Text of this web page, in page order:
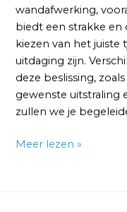
wandafwerking,
biedt een strakke en
kiezen van het juiste
uitdaging zijn.
deze beslissing,
gewenste uitstraling
zullen we je
Meer lezen »